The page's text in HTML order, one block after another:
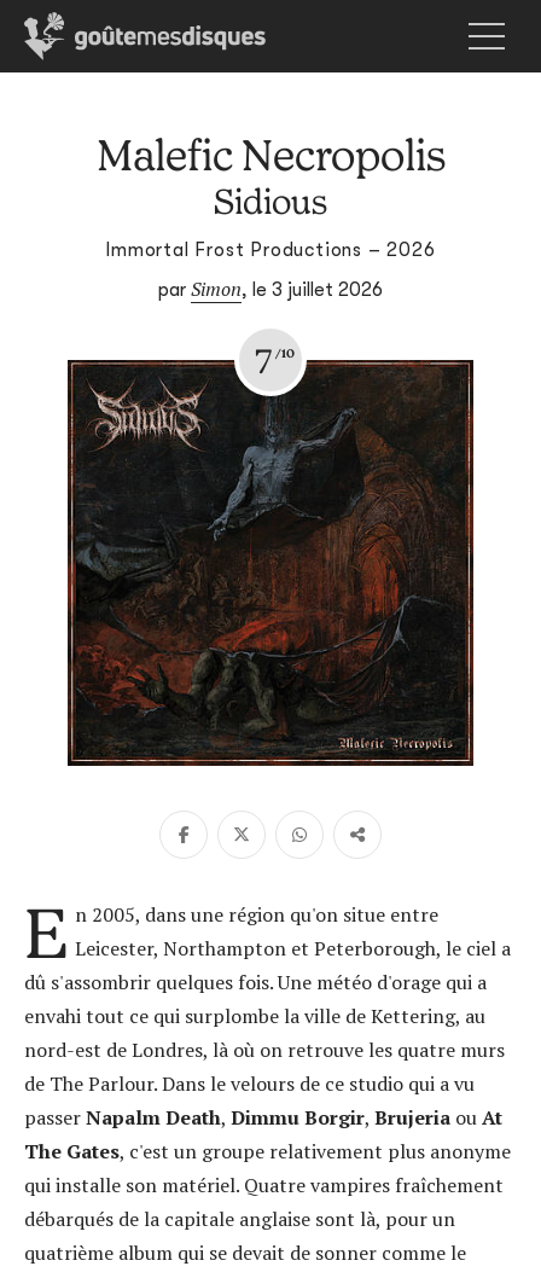
Malefic Necropolis
Sidious
Immortal Frost Productions – 2026
par Simon, le 3 juillet 2026
7
E n 2005, dans une région qu'on situe entre
Leicester, Northampton et Peterborough, le ciel a
dû s'assombrir quelques fois. Une météo d'orage qui a
envahi tout ce qui surplombe la ville de Kettering, au
nord-est de Londres, là où on retrouve les quatre murs
de The Parlour. Dans le velours de ce studio qui a vu
passerNapalm Death, Dimmu Borgir, Brujeria ouAt
The Gates, c'est un groupe relativement plus anonyme
qui installe son matériel. Quatre vampires fraîchement
débarqués de la capitale anglaise sont là, pour un
quatrième album qui se devait de sonner comme le